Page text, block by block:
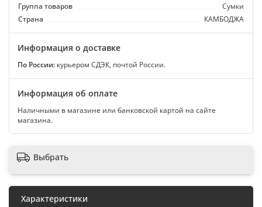
Группа товаров
Сумки
Страна
КАМБОДЖА
Информация о доставке
По России: курьером СДЭК, почтой России.
Информация об оплате
Наличными в магазине или банковской картой на сайте
магазина.
Выбрать
Характеристики